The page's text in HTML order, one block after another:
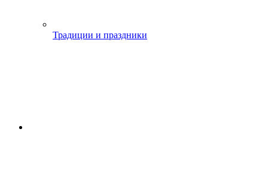
Традиции и праздники